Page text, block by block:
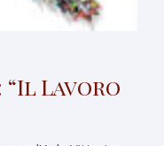
“Il Lavoro